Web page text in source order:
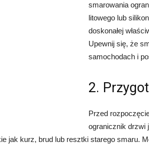
smarowania
litowego lub
doskonałej
Upewnij się, że
samochodach i
2.
Przed
ogranicznik drzwi
jak kurz, brud lub resztki starego smaru.